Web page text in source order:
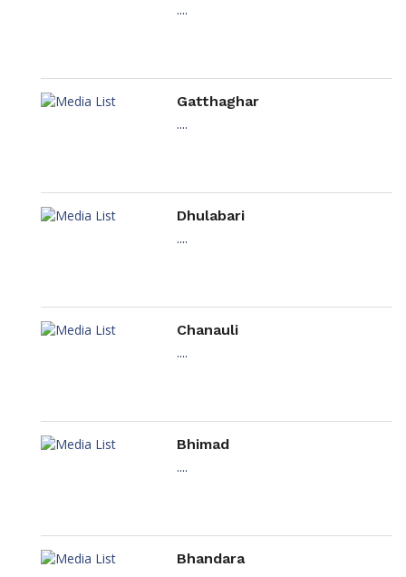
....
Gatthaghar
....
Dhulabari
....
Chanauli
....
Bhimad
....
Bhandara